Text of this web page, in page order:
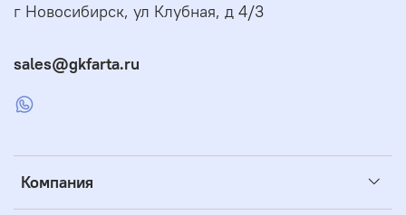
Компания
г Новосибирск, ул Клубная, д 4/3
sales@gkfarta.ru